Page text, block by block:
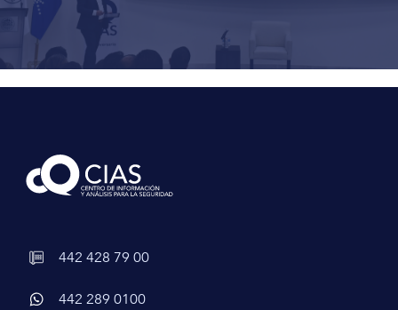
442 428 79 00
442 289 0100